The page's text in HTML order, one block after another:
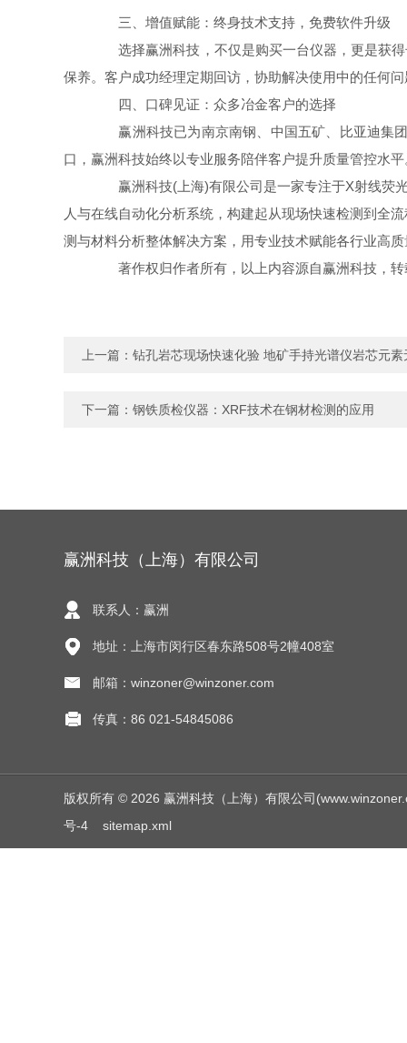
三、增值赋能：终身技术支持，免费软件升级
选择赢洲科技，不仅是购买一台仪器，更是获得
保养。客户成功经理定期回访，协助解决使用中的任何
四、口碑见证：众多冶金客户的选择
赢洲科技已为南京南钢、中国五矿、比亚迪集团
口，赢洲科技始终以专业服务陪伴客户提升质量管控水平
赢洲科技(上海)有限公司是一家专注于X射线荧光
人与在线自动化分析系统，构建起从现场快速检测到全
测与材料分析整体解决方案，用专业技术赋能各行业高
著作权归作者所有，以上内容源自赢洲科技，转
上一篇： 钻孔岩芯现场快速化验 地矿手持光谱仪岩芯元素
下一篇： 钢铁质检仪器：XRF技术在钢材检测的应用
赢洲科技（上海）有限公司
联系人：赢洲
地址：上海市闵行区春东路508号2幢408室
邮箱：winzoner@winzoner.com
传真：86 021-54845086
版权所有 © 2026 赢洲科技（上海）有限公司
号-4
sitemap.xml